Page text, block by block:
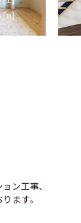
ン工事、
ます。